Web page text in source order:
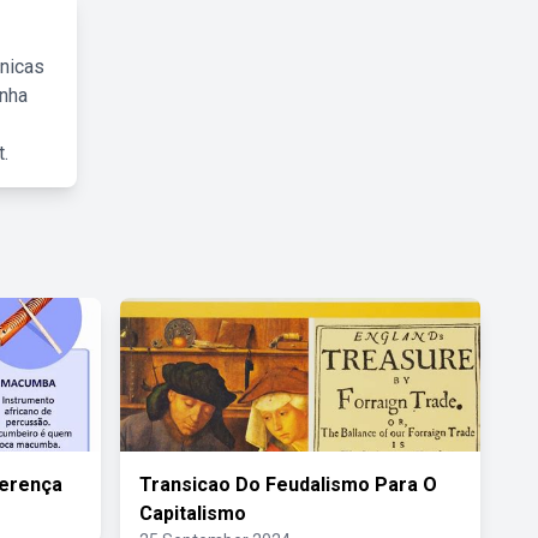
Transicao Do Feudalismo Para O
Capitalismo